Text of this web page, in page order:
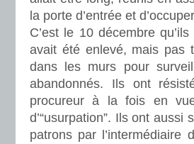
la porte d’entrée et
C’est le 10 décembre
avait été enlevé, mais pas
dans les murs pour
abandonnés. Ils ont
procureur à la fois en
d’“usurpation”. Ils ont
patrons par l’intermédiaire